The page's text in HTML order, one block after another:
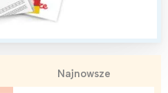
Najnowsze